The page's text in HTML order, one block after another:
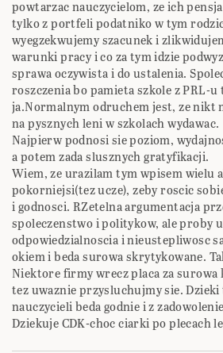
powtarzac nauczycielom, ze ich
tylko z portfeli podatniko w tym
wyegzekwujemy szacunek i
warunki pracy i co za tym idzie
sprawa oczywista i do ustalenia.
roszczenia bo pamieta szkole z PRL-u
ja.Normalnym odruchem jest, ze nikt
na pysznych leni w szkolach wydawac.
Najpierw podnosi sie poziom,
a potem zada slusznych gratyfikacji.
Wiem, ze urazilam tym wpisem wielu
pokorniejsi(tez ucze), zeby roscic
i godnosci. RZetelna argumentacja
spoleczenstwo i politykow, ale proby
odpowiedzialnoscia i nieustepliwosc
okiem i beda surowa skrytykowane.
Niektore firmy wrecz placa za
tez uwaznie przysluchujmy sie.
nauczycieli beda godnie i z
Dziekuje CDK-choc ciarki po plecach